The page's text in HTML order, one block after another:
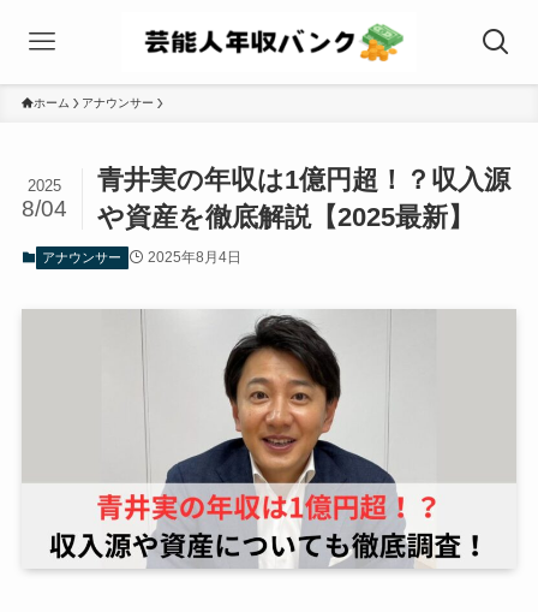
ホーム アナウンサー
青井実の年収は1億円超！？収入源
や資産を徹底解説【2025最新】
2025
8/04
アナウンサー 2025年8月4日